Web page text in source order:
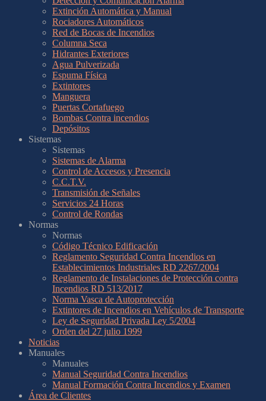
Extinción Automática y Manual
Rociadores Automáticos
Red de Bocas de Incendios
Columna Seca
Hidrantes Exteriores
Agua Pulverizada
Espuma Física
Extintores
Manguera
Puertas Cortafuego
Bombas Contra incendios
Depósitos
Sistemas
Sistemas
Sistemas de Alarma
Control de Accesos y Presencia
C.C.T.V.
Transmisión de Señales
Servicios 24 Horas
Control de Rondas
Normas
Normas
Código Técnico Edificación
Reglamento Seguridad Contra Incendios en
Establecimientos Industriales RD 2267/2004
Reglamento de Instalaciones de Protección contra
Incendios RD 513/2017
Norma Vasca de Autoprotección
Extintores de Incendios en Vehículos de Transporte
Ley de Seguridad Privada Ley 5/2004
Orden del 27 julio 1999
Noticias
Manuales
Manuales
Manual Seguridad Contra Incendios
Manual Formación Contra Incendios y Examen
Área de Clientes